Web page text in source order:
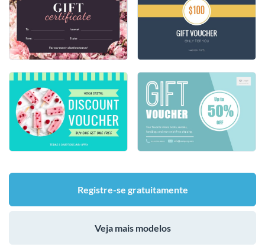
Registre-se gratuitamente
Veja mais modelos